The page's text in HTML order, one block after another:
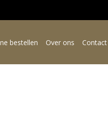
bestellen Over ons Contact